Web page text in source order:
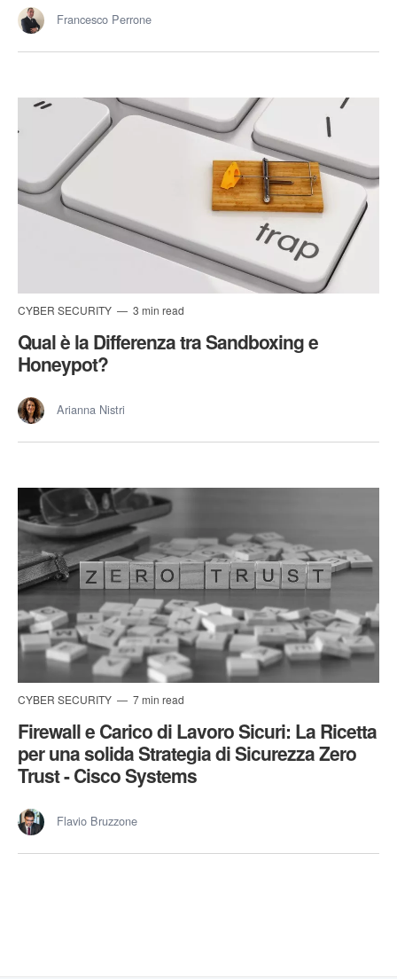
Francesco Perrone
CYBER SECURITY 3 min read
Qual è la Differenza tra Sandboxing e
Honeypot?
Arianna Nistri
CYBER SECURITY 7 min read
Firewall e Carico di Lavoro Sicuri: La Ricetta
per una solida Strategia di Sicurezza Zero
Trust - Cisco Systems
Flavio Bruzzone